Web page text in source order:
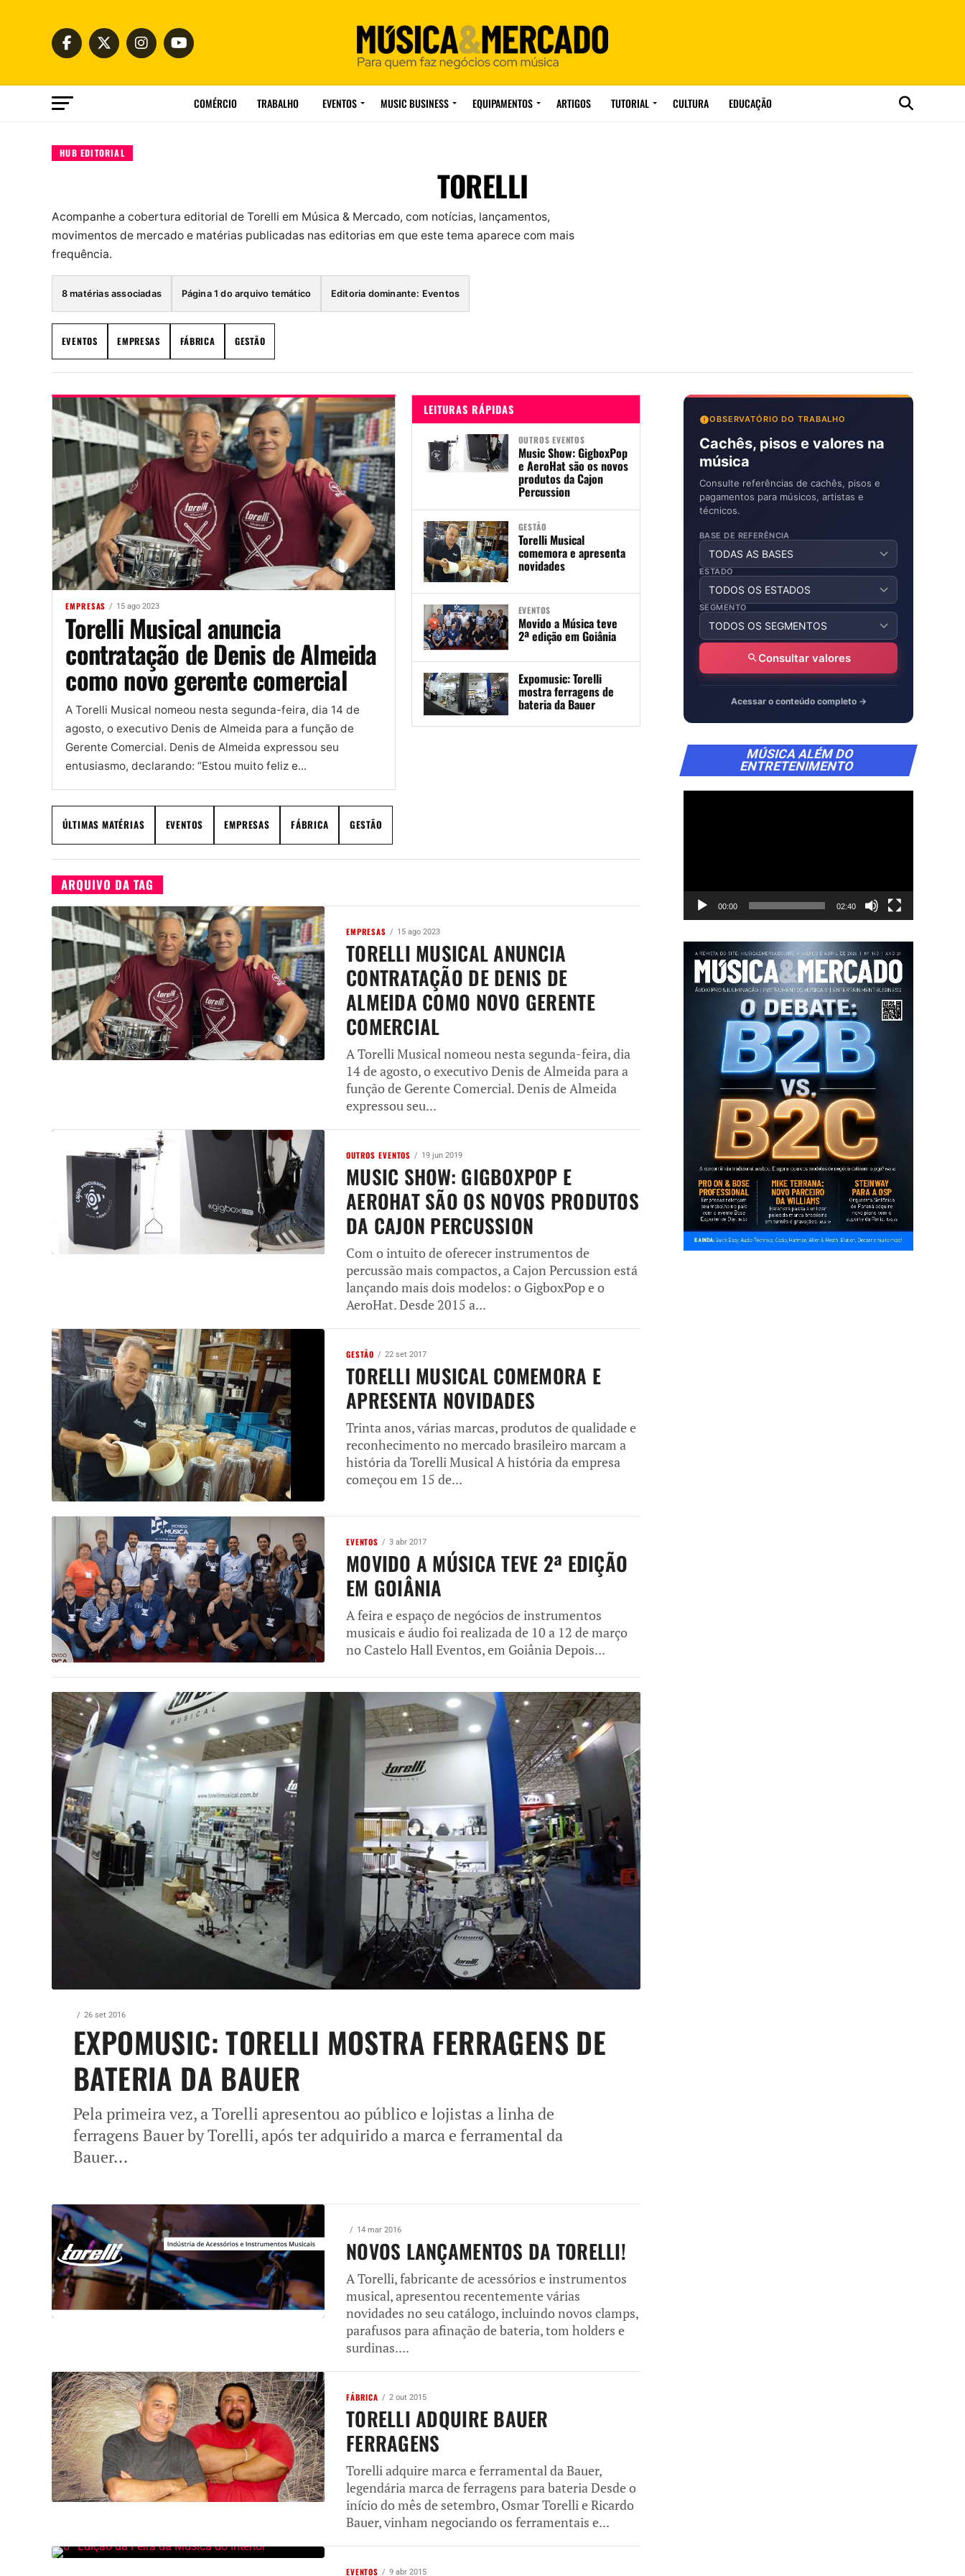
COMÉRCIO TRABALHO EVENTOS MUSIC BUSINESS EQUIPAMENTOS ARTIGOS TUTORIAL CULTURA EDUCAÇÃO
HUB EDITORIAL
TORELLI
Acompanhe a cobertura editorial de Torelli em Música & Mercado, com notícias, lançamentos,
movimentos de mercado e matérias publicadas nas editorias em que este tema aparece com mais
frequência.
8 matérias associadas Página 1 do arquivo temático Editoria dominante: Eventos
EVENTOS EMPRESAS FÁBRICA GESTÃO
EMPRESAS 15 ago 2023
Torelli Musical anuncia
contratação de Denis de Almeida
como novo gerente comercial
A Torelli Musical nomeou nesta segunda-feira, dia 14 de
agosto, o executivo Denis de Almeida para a função de
Gerente Comercial. Denis de Almeida expressou seu
entusiasmo, declarando: “Estou muito feliz e...
LEITURAS RÁPIDAS
OUTROS EVENTOS
Music Show: GigboxPop
e AeroHat são os novos
produtos da Cajon
Percussion
GESTÃO
Torelli Musical
comemora e apresenta
novidades
EVENTOS
Movido a Música teve
2ª edição em Goiânia
Expomusic: Torelli
mostra ferragens de
bateria da Bauer
ÚLTIMAS MATÉRIAS EVENTOS EMPRESAS FÁBRICA GESTÃO
ARQUIVO DA TAG
EMPRESAS 15 ago 2023
TORELLI MUSICAL ANUNCIA
CONTRATAÇÃO DE DENIS DE
ALMEIDA COMO NOVO GERENTE
COMERCIAL
A Torelli Musical nomeou nesta segunda-feira, dia
14 de agosto, o executivo Denis de Almeida para a
função de Gerente Comercial. Denis de Almeida
expressou seu...
OUTROS EVENTOS 19 jun 2019
MUSIC SHOW: GIGBOXPOP E
AEROHAT SÃO OS NOVOS PRODUTOS
DA CAJON PERCUSSION
Com o intuito de oferecer instrumentos de
percussão mais compactos, a Cajon Percussion está
lançando mais dois modelos: o GigboxPop e o
AeroHat. Desde 2015 a...
GESTÃO 22 set 2017
TORELLI MUSICAL COMEMORA E
APRESENTA NOVIDADES
Trinta anos, várias marcas, produtos de qualidade e
reconhecimento no mercado brasileiro marcam a
história da Torelli Musical A história da empresa
começou em 15 de...
EVENTOS 3 abr 2017
MOVIDO A MÚSICA TEVE 2ª EDIÇÃO
EM GOIÂNIA
A feira e espaço de negócios de instrumentos
musicais e áudio foi realizada de 10 a 12 de março
no Castelo Hall Eventos, em Goiânia Depois...
26 set 2016
EXPOMUSIC: TORELLI MOSTRA FERRAGENS DE
BATERIA DA BAUER
Pela primeira vez, a Torelli apresentou ao público e lojistas a linha de
ferragens Bauer by Torelli, após ter adquirido a marca e ferramental da
Bauer...
14 mar 2016
NOVOS LANÇAMENTOS DA TORELLI!
A Torelli, fabricante de acessórios e instrumentos
musical, apresentou recentemente várias
novidades no seu catálogo, incluindo novos clamps,
parafusos para afinação de bateria, tom holders e
surdinas....
FÁBRICA 2 out 2015
TORELLI ADQUIRE BAUER
FERRAGENS
Torelli adquire marca e ferramental da Bauer,
legendária marca de ferragens para bateria Desde o
início do mês de setembro, Osmar Torelli e Ricardo
Bauer, vinham negociando os ferramentais e...
EVENTOS 9 abr 2015
OBSERVATÓRIO DO TRABALHO
Cachês, pisos e valores na
música
Consulte referências de cachês, pisos e
pagamentos para músicos, artistas e
técnicos.
BASE DE REFERÊNCIA
ESTADO
SEGMENTO
Consultar valores
Acessar o conteúdo completo →
MÚSICA ALÉM DO
ENTRETENIMENTO
Tocador
de
00:00 02:40